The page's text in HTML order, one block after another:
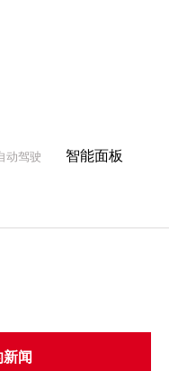
动驾驶 智能面板
闻